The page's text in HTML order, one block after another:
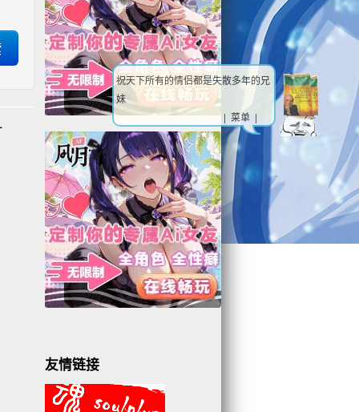
友情链接
祝天下所有的情侣都是失散多年的兄
妹
| 菜单 |